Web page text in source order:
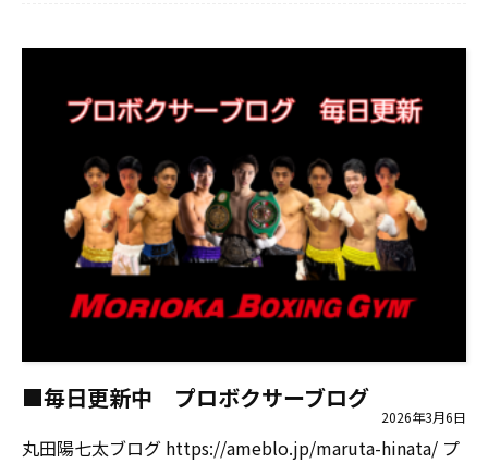
■毎日更新中 プロボクサーブログ
2026年3月6日
丸田陽七太ブログ https://ameblo.jp/maruta-hinata/ プ